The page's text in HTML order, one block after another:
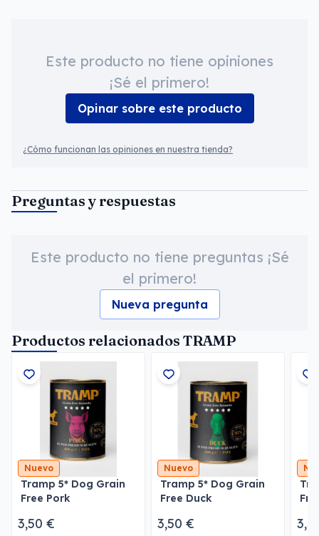
Este producto no tiene opiniones
¡Sé el primero!
Opinar sobre este producto
¿Cómo funcionan las opiniones en nuestra tienda?
Preguntas y respuestas
Este producto no tiene preguntas ¡Sé
el primero!
Nueva pregunta
Productos relacionados TRAMP
Nuevo
Tramp 5* Dog Grain
Free Pork
3,50 €
Nuevo
Tramp 5* Dog Grain
Free Duck
3,50 €